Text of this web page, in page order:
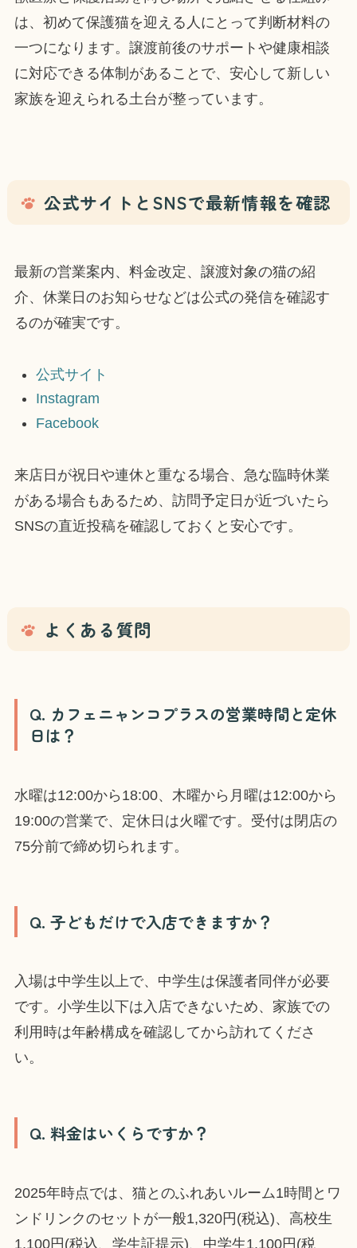
は、初めて保護猫を迎える人にとって判断材料の
一つになります。譲渡前後のサポートや健康相談
に対応できる体制があることで、安心して新しい
家族を迎えられる土台が整っています。
公式サイトとSNSで最新情報を確認
最新の営業案内、料金改定、譲渡対象の猫の紹
介、休業日のお知らせなどは公式の発信を確認す
るのが確実です。
公式サイト
Instagram
Facebook
来店日が祝日や連休と重なる場合、急な臨時休業
がある場合もあるため、訪問予定日が近づいたら
SNSの直近投稿を確認しておくと安心です。
よくある質問
Q. カフェニャンコプラスの営業時間と定休
日は？
水曜は12:00から18:00、木曜から月曜は12:00から
19:00の営業で、定休日は火曜です。受付は閉店の
75分前で締め切られます。
Q. 子どもだけで入店できますか？
入場は中学生以上で、中学生は保護者同伴が必要
です。小学生以下は入店できないため、家族での
利用時は年齢構成を確認してから訪れてくださ
い。
Q. 料金はいくらですか？
2025年時点では、猫とのふれあいルーム1時間とワ
ンドリンクのセットが一般1,320円(税込)、高校生
1,100円(税込、学生証提示)、中学生1,100円(税